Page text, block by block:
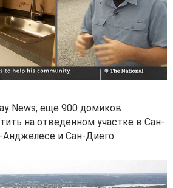
News, еще 900 домиков
на отведенном участке в Сан-
и Сан-Диего.